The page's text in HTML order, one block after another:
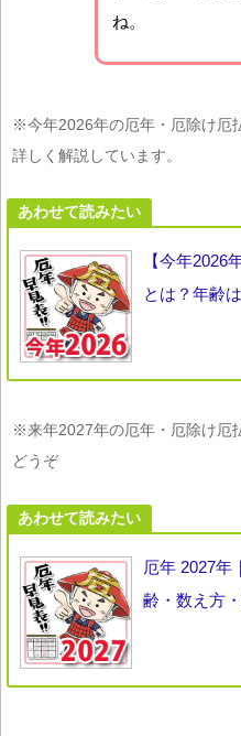
ね。
※今年2026年の厄年・厄除け厄
詳しく解説しています。
あわせて読みたい
【今年2026
とは？年齢
※来年2027年の厄年・厄除け厄
どうぞ
あわせて読みたい
厄年 2027年
齢・数え方